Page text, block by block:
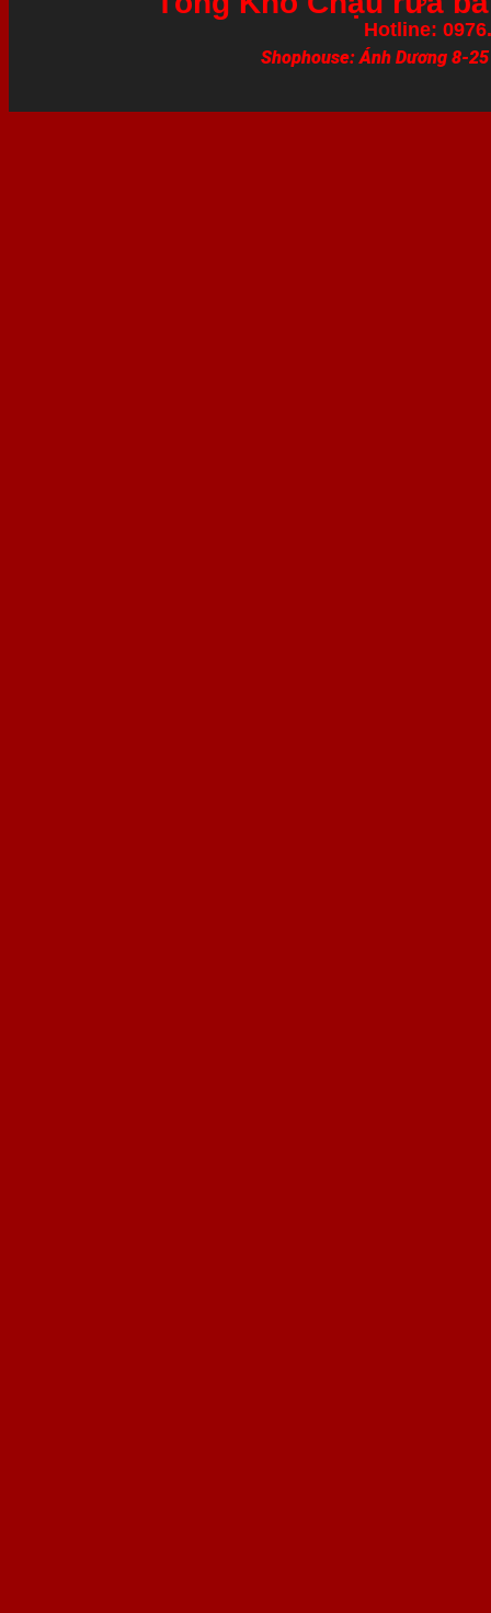
Hotline:
Shophouse: Ánh Dương 8-